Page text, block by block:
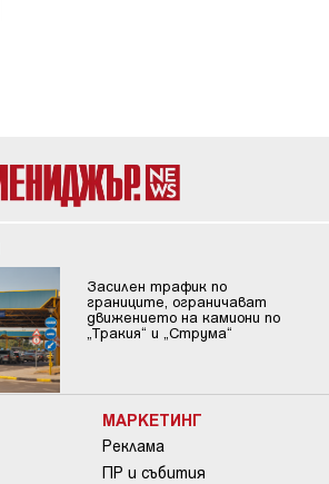
Засилен трафик по
границите, ограничават
движението на камиони по
„Тракия“ и „Струма“
МАРКЕТИНГ
Реклама
ПР и събития